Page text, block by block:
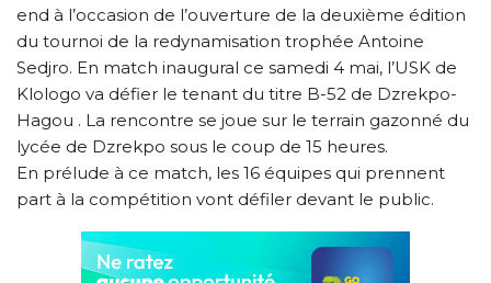
end à l’occasion de l’ouverture de la deuxième édition
du tournoi de la redynamisation trophée Antoine
Sedjro. En match inaugural ce samedi 4 mai, l’USK de
Klologo va défier le tenant du titre B-52 de Dzrekpo-
Hagou . La rencontre se joue sur le terrain gazonné du
lycée de Dzrekpo sous le coup de 15 heures.
En prélude à ce match, les 16 équipes qui prennent
part à la compétition vont défiler devant le public.